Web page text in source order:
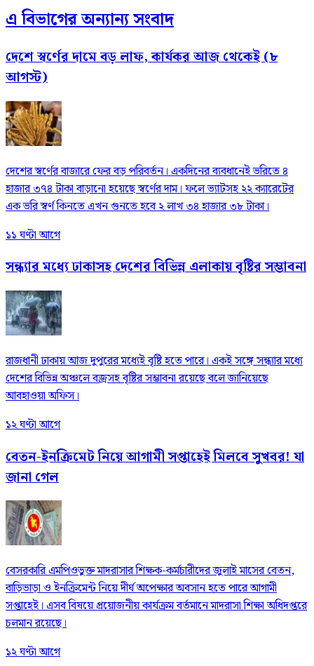
এ বিভাগের অন্যান্য সংবাদ
দেশে স্বর্ণের দামে বড় লাফ, কার্যকর আজ থেকেই (৮
আগস্ট)
দেশের স্বর্ণের বাজারে ফের বড় পরিবর্তন। একদিনের ব্যবধানেই ভরিতে ৪
হাজার ৩৭৪ টাকা বাড়ানো হয়েছে স্বর্ণের দাম। ফলে ভ্যাটসহ ২২ ক্যারেটের
এক ভরি স্বর্ণ কিনতে এখন গুনতে হবে ২ লাখ ৩৪ হাজার ৩৮ টাকা।
১১ ঘণ্টা আগে
সন্ধ্যার মধ্যে ঢাকাসহ দেশের বিভিন্ন এলাকায় বৃষ্টির সম্ভাবনা
রাজধানী ঢাকায় আজ দুপুরের মধ্যেই বৃষ্টি হতে পারে। একই সঙ্গে সন্ধ্যার মধ্যে
দেশের বিভিন্ন অঞ্চলে বজ্রসহ বৃষ্টির সম্ভাবনা রয়েছে বলে জানিয়েছে
আবহাওয়া অফিস।
১২ ঘণ্টা আগে
বেতন-ইনক্রিমেট নিয়ে আগামী সপ্তাহেই মিলবে সুখবর! যা
জানা গেল
বেসরকারি এমপিওভুক্ত মাদরাসার শিক্ষক-কর্মচারীদের জুলাই মাসের বেতন,
বাড়িভাড়া ও ইনক্রিমেন্ট নিয়ে দীর্ঘ অপেক্ষার অবসান হতে পারে আগামী
সপ্তাহেই। এসব বিষয়ে প্রয়োজনীয় কার্যক্রম বর্তমানে মাদরাসা শিক্ষা অধিদপ্তরে
চলমান রয়েছে।
১২ ঘণ্টা আগে